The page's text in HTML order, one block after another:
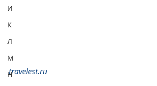
И
К
Л
М
Н
travelest.ru